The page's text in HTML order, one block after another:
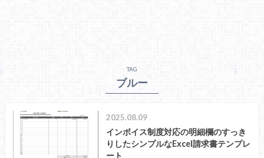
TAG
ブルー
2025.08.09
インボイス制度対応の明細欄のすっき
りしたシンプルなExcel請求書テンプレ
ート